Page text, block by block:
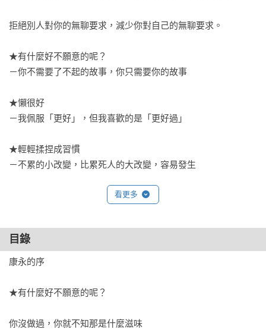
拒絕別人對你的無聊要求，減少你對自己的無聊要求。
★有什麼好不願意的呢？
－你不需要了不起的故事，你只需要你的故事
★懶很好
－我佩服「更好」，但我喜歡的是「更好過」
★輕輕揉捏成習慣
－不累的小改變，比累死人的大改變，容易發生
★別當回事，然後自在
－日子是拿來過的，不是拿來換錢的
看更多
目錄
康永的序
★有什麼好不願意的呢？
你沒做過，你就不知那是什麼滋味